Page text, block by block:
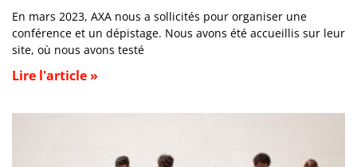
En mars 2023, AXA nous a sollicités pour organiser une
conférence et un dépistage. Nous avons été accueillis sur leur
site, où nous avons testé
Lire l'article »